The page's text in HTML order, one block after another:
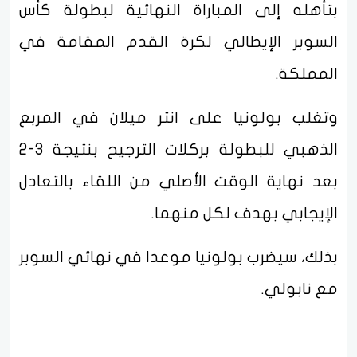
بتأهله إلى المباراة النهائية لبطولة كأس
السوبر الإيطالي لكرة القدم المقامة في
المملكة.
وتغلب بولونيا على انتر ميلان في المربع
الذهبي للبطولة بركلات الترجيح بنتيجة 3-2
بعد نهاية الوقت الأصلي من اللقاء بالتعادل
الإيجابي بهدف لكل منهما.
بذلك، سيضرب بولونيا موعدا في نهائي السوبر
مع نابولي.